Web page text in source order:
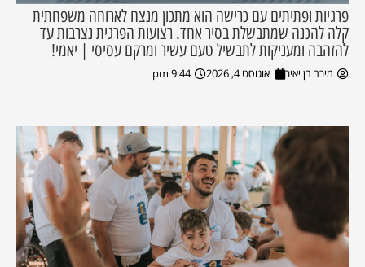
פרגיות ופתיתים עם כרישה הוא מתכון מנצח לארוחה משפחתית
קלה להכנה שמתבשלת בסיר אחד. רצועות הפרגית נצרבות עד
להזהבה ומעניקות לתבשיל טעם עשיר ומרקם עסיסי | יאמי!
מירב בן יאיר אוגוסט 4, 2026 9:44 pm